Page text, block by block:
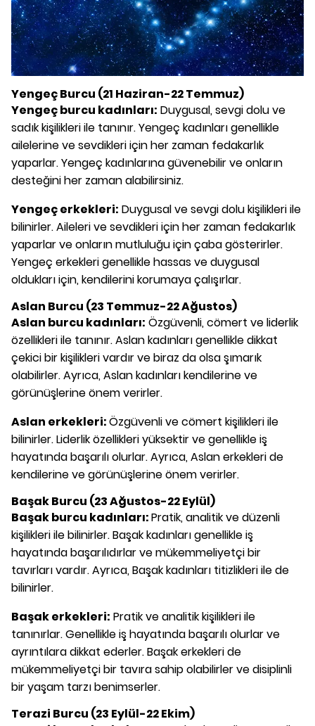
Yengeç Burcu (21 Haziran-22 Temmuz)
Yengeç burcu kadınları: Duygusal, sevgi dolu ve
sadık kişilikleri ile tanınır. Yengeç kadınları genellikle
ailelerine ve sevdikleri için her zaman fedakarlık
yaparlar. Yengeç kadınlarına güvenebilir ve onların
desteğini her zaman alabilirsiniz.
Yengeç erkekleri: Duygusal ve sevgi dolu kişilikleri ile
bilinirler. Aileleri ve sevdikleri için her zaman fedakarlık
yaparlar ve onların mutluluğu için çaba gösterirler.
Yengeç erkekleri genellikle hassas ve duygusal
oldukları için, kendilerini korumaya çalışırlar.
Aslan Burcu (23 Temmuz-22 Ağustos)
Aslan burcu kadınları: Özgüvenli, cömert ve liderlik
özellikleri ile tanınır. Aslan kadınları genellikle dikkat
çekici bir kişilikleri vardır ve biraz da olsa şımarık
olabilirler. Ayrıca, Aslan kadınları kendilerine ve
görünüşlerine önem verirler.
Aslan erkekleri:Özgüvenli ve cömert kişilikleri ile
bilinirler. Liderlik özellikleri yüksektir ve genellikle iş
hayatında başarılı olurlar. Ayrıca, Aslan erkekleri de
kendilerine ve görünüşlerine önem verirler.
Başak Burcu (23 Ağustos-22 Eylül)
Başak burcu kadınları:Pratik, analitik ve düzenli
kişilikleri ile bilinirler. Başak kadınları genellikle iş
hayatında başarılıdırlar ve mükemmeliyetçi bir
tavırları vardır. Ayrıca, Başak kadınları titizlikleri ile de
bilinirler.
Başak erkekleri: Pratik ve analitik kişilikleri ile
tanınırlar. Genellikle iş hayatında başarılı olurlar ve
ayrıntılara dikkat ederler. Başak erkekleri de
mükemmeliyetçi bir tavıra sahip olabilirler ve disiplinli
bir yaşam tarzı benimserler.
Terazi Burcu (23 Eylül-22 Ekim)